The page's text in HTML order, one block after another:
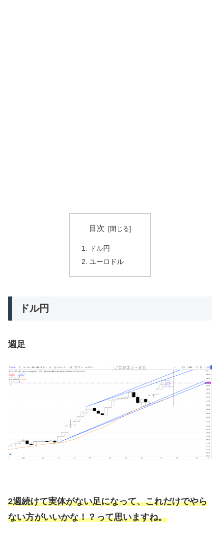
目次
ドル円
ユーロドル
ドル円
週足
2週続けて実体がない足になって、これだけでやら
ない方がいいかな！？って思いますね。